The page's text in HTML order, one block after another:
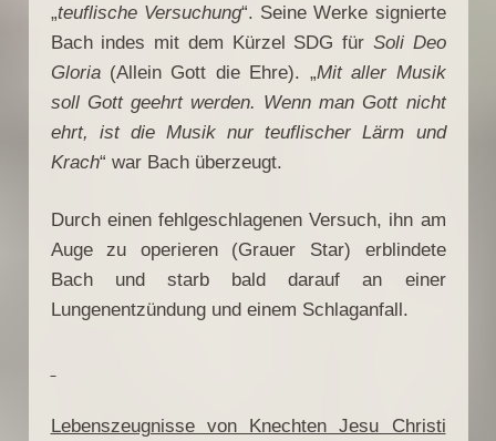
„teuflische Versuchung“. Seine Werke signierte
Bach indes mit dem Kürzel SDG für Soli Deo
Gloria(Allein Gott die Ehre). „Mit aller Musik
soll Gott geehrt werden. Wenn man Gott nicht
ehrt, ist die Musik nur teuflischer Lärm und
Krach“ war Bach überzeugt.
Durch einen fehlgeschlagenen Versuch, ihn am
Auge zu operieren (Grauer Star) erblindete
Bach und starb bald darauf an einer
Lungenentzündung und einem Schlaganfall.
Lebenszeugnisse von Knechten Jesu Christi